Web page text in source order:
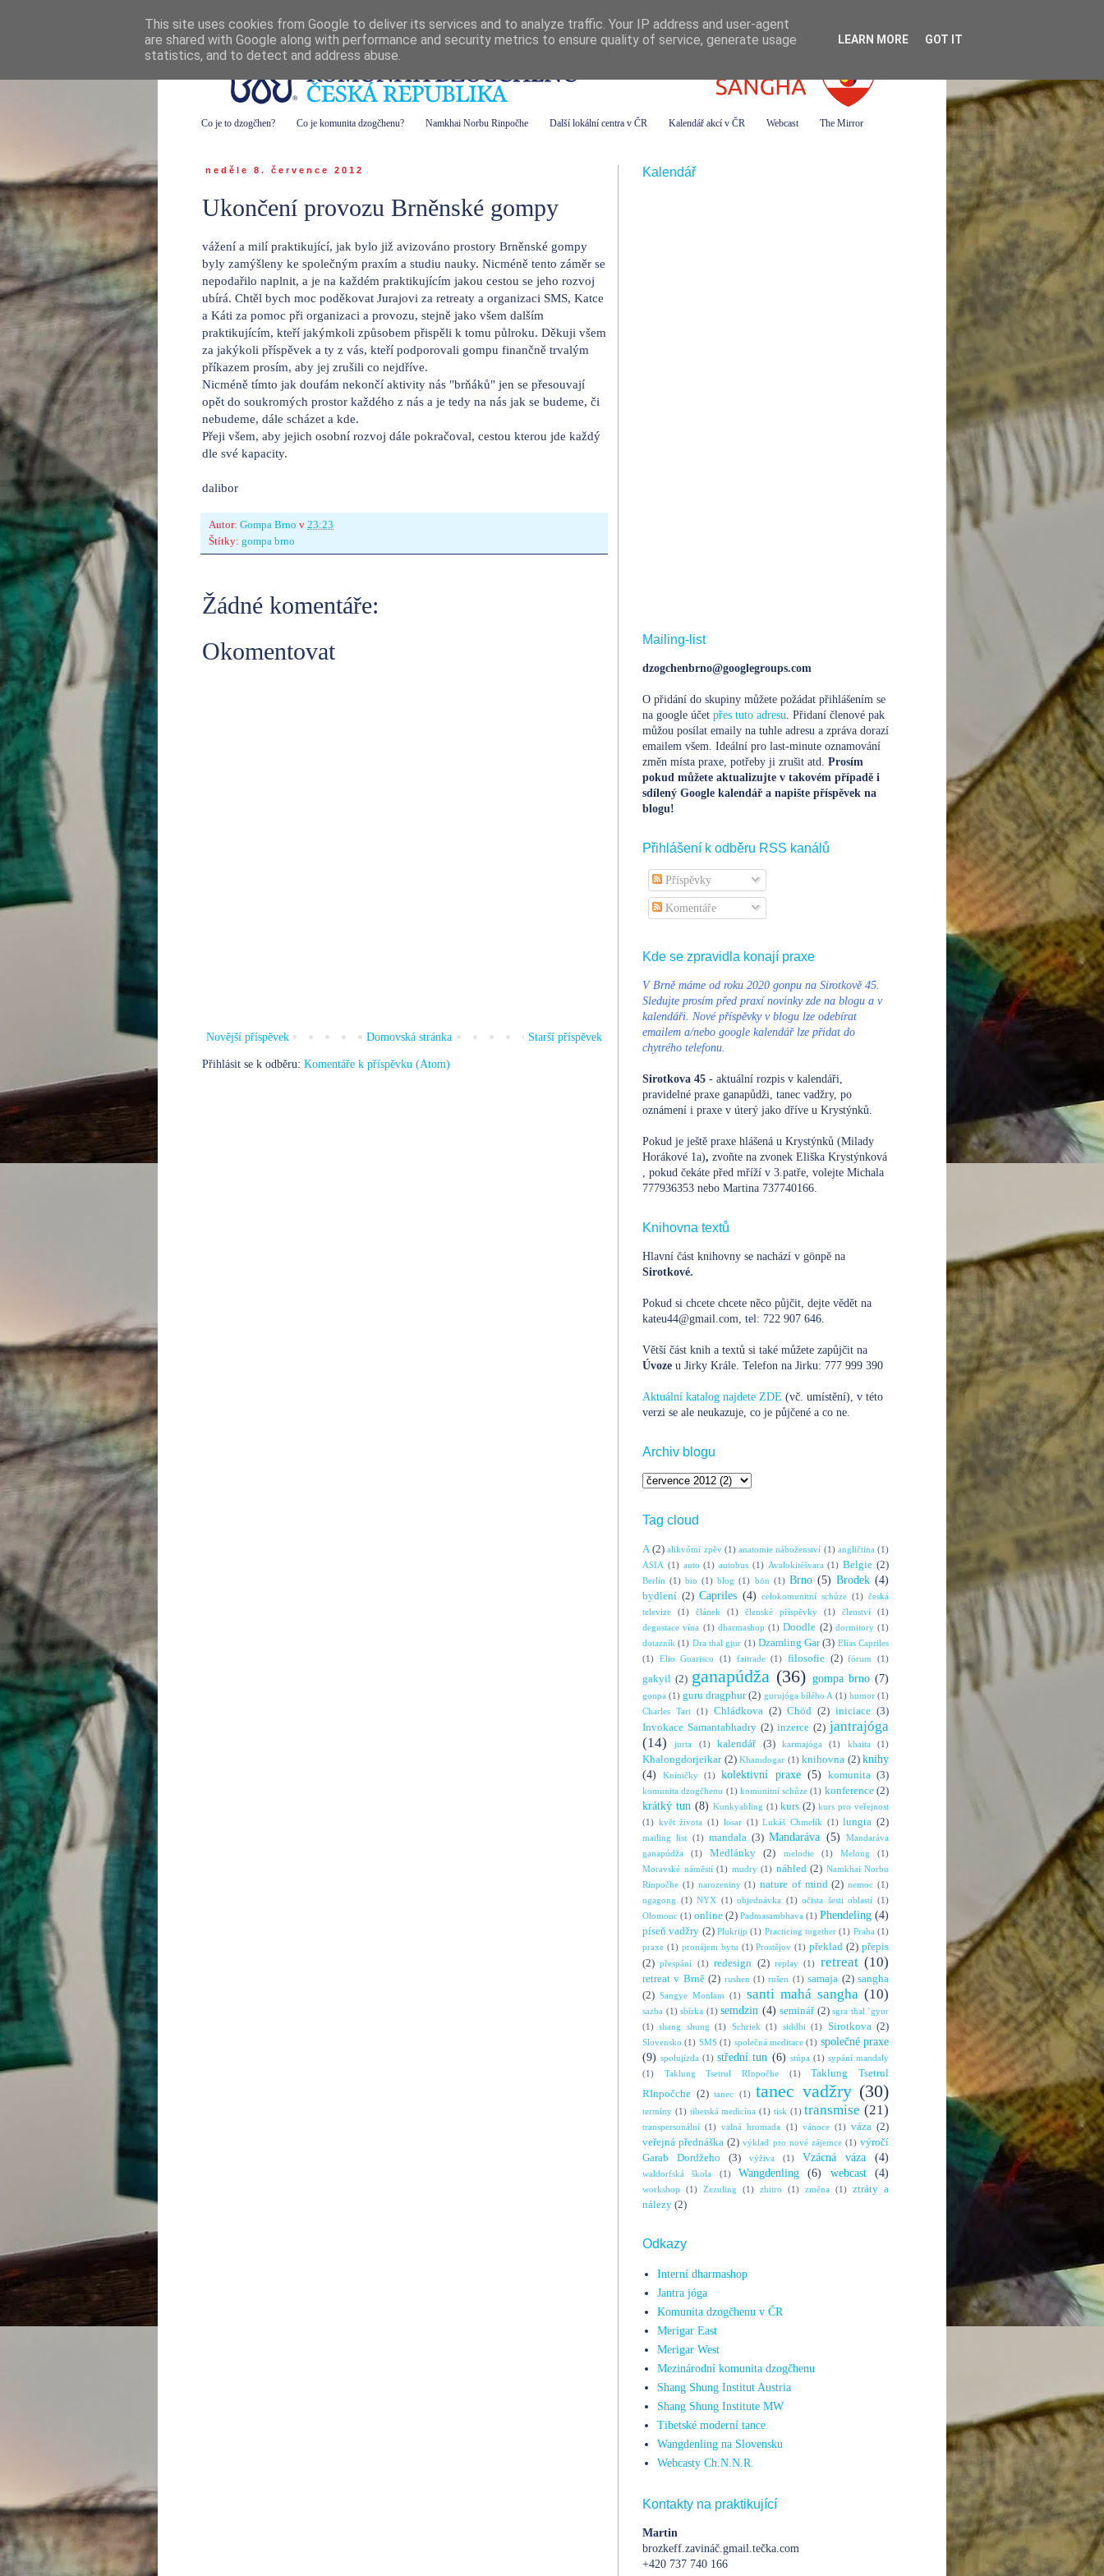
Co je to dzogčhen? Co je komunita dzogčhenu? Namkhai Norbu Rinpočhe Další lokální centra v ČR Kalendář akcí v ČR Webcast The Mirror
neděle 8. července 2012
Ukončení provozu Brněnské gompy
vážení a milí praktikující, jak bylo již avizováno prostory Brněnské gompy
byly zamýšleny ke společným praxím a studiu nauky. Nicméně tento záměr se
nepodařilo naplnit, a je na každém praktikujícím jakou cestou se jeho rozvoj
ubírá. Chtěl bych moc poděkovat Jurajovi za retreaty a organizaci SMS, Katce
a Káti za pomoc při organizaci a provozu, stejně jako všem dalším
praktikujícím, kteří jakýmkoli způsobem přispěli k tomu půlroku. Děkuji všem
za jakýkoli příspěvek a ty z vás, kteří podporovali gompu finančně trvalým
příkazem prosím, aby jej zrušili co nejdříve.
Nicméně tímto jak doufám nekončí aktivity nás "brňáků" jen se přesouvají
opět do soukromých prostor každého z nás a je tedy na nás jak se budeme, či
nebudeme, dále scházet a kde.
Přeji všem, aby jejich osobní rozvoj dále pokračoval, cestou kterou jde každý
dle své kapacity.
dalibor
Autor: Gompa Brno v 23:23
Štítky: gompa brno
Žádné komentáře:
Okomentovat
Novější příspěvek Starší příspěvek
Domovská stránka
Přihlásit se k odběru: Komentáře k příspěvku (Atom)
Kalendář
Mailing-list
dzogchenbrno@googlegroups.com
O přidání do skupiny můžete požádat přihlášením se
na google účet přes tuto adresu. Přidaní členové pak
můžou posílat emaily na tuhle adresu a zpráva dorazí
emailem všem. Ideální pro last-minute oznamování
změn místa praxe, potřeby ji zrušit atd. Prosím
pokud můžete aktualizujte v takovém případě i
sdílený Google kalendář a napište příspěvek na
blogu!
Přihlášení k odběru RSS kanálů
Příspěvky
Komentáře
Kde se zpravidla konají praxe
V Brně máme od roku 2020 gonpu na Sirotkově 45.
Sledujte prosím před praxí novinky zde na blogu a v
kalendáři. Nové příspěvky v blogu lze odebírat
emailem a/nebo google kalendář lze přidat do
chytrého telefonu.
Sirotkova 45 - aktuální rozpis v kalendáři,
pravidelné praxe ganapůdži, tanec vadžry, po
oznámení i praxe v úterý jako dříve u Krystýnků.
Pokud je ještě praxe hlášená u Krystýnků (Milady
Horákové 1a), zvoňte na zvonek Eliška Krystýnková
, pokud čekáte před mříží v 3.patře, volejte Michala
777936353 nebo Martina 737740166.
Knihovna textů
Hlavní část knihovny se nachází v gönpě na
Sirotkové.
Pokud si chcete chcete něco půjčit, dejte vědět na
kateu44@gmail.com, tel: 722 907 646.
Větší část knih a textů si také můžete zapůjčit na
Úvoze u Jirky Krále. Telefon na Jirku: 777 999 390
Aktuální katalog najdete ZDE (vč. umístění), v této
verzi se ale neukazuje, co je půjčené a co ne.
Archiv blogu
Tag cloud
A (2) alikvótní zpěv (1) anatomie náboženství (1) angličtina (1)
ASIA (1) auto (1) autobus (1) Avalokitéšvara (1) Belgie (2)
Berlín (1) bio (1) blog (1) bön (1) Brno (5) Brodek (4)
bydlení (2) Capriles (4) celokomunitní schůze (1) česká
televize
(1) článek (1) členské příspěvky (1) členství
(1)
degustace vína (1) dharmashop (1) Doodle (2) dormitory (1)
dotazník (1) Dra thal gjur (1) Dzamling Gar (3) Elías Capriles
(1) Elio Guarisco (1) faitrade (1) filosofie (2) fórum (1)
gakyil (2) ganapúdža (36) gompa brno (7)
gonpa (1) guru dragphur (2) gurujóga bílého A (1) humor (1)
Charles Tart (1) Chládkova (2) Chöd (2) iniciace (3)
Invokace Samantabhadry (2) inzerce (2) jantrajóga
(14)
jurta (1) kalendář (3) karmajóga (1) khaita (1)
Khalongdorjeikar (2) Khamdogar (1) knihovna (2) knihy
(4)
Kníničky (1) kolektivní praxe (5) komunita (3)
komunita dzogčhenu (1) komunitní schůze (1) konference (2)
krátký tun (8) Kunkyabling (1) kurs (2) kurs pro veřejnost
(1) květ života (1) losar (1) Lukáš Chmelík (1) lungta (2)
mailing list (1) mandala (3) Mandaráva (5)
Mandaráva
ganapúdža
(1) Medlánky (2) melodie (1) Melong
(1)
Moravské náměstí (1) mudry (1) náhled (2) Namkhai Norbu
Rinpočhe (1) narozeniny (1) nature of mind (2) nemoc (1)
ngagong (1) NYX (1) objednávka (1) očista šesti oblastí (1)
Olomouc (1) online (2) Padmasambhava (1) Phendeling (4)
píseň vadžry (2) Plukrijp (1) Practicing together (1) Praha (1)
praxe (1) pronájem bytu (1) Prostějov (1) překlad (2) přepis
(2) přespání (1) redesign (2) replay (1) retreat (10)
retreat v Brně (2) rushen (1) rušen (1) samaja (2) sangha
(2) Sangye Monlam (1) santi mahá sangha (10)
sazba (1) sbírka (1) semdzin (4) seminář (2) sgra thal ’gyur
(1) shang shung (1) Schriek (1) siddhi (1) Sirotkova (2)
Slovensko (1) SMS (1) společná meditace (1) společné praxe
(9) spolujízda (1) střední tun (6) stúpa (1) sypání mandaly
(1)
Taklung Tsetrul RInpočhe (1)
Taklung Tsetrul
RInpočche (2) tanec (1) tanec vadžry (30)
termíny (1) tibetská medicína (1) tisk (1) transmise (21)
transpersonální (1) valná hromada (1) vánoce (1) váza (2)
veřejná přednáška (2) výklad pro nové zájemce (1) výročí
Garab Dordžeho
(3) výživa (1) Vzácná váza (4)
waldorfská škola (1) Wangdenling (6) webcast (4)
workshop (1) Zezuling (1) zhitro (1) změna (1) ztráty a
nálezy (2)
Odkazy
Interní dharmashop
Jantra jóga
Komunita dzogčhenu v ČR
Merigar East
Merigar West
Mezinárodní komunita dzogčhenu
Shang Shung Institut Austria
Shang Shung Institute MW
Tibetské moderní tance
Wangdenling na Slovensku
Webcasty Ch.N.N.R.
Kontakty na praktikující
Martin
brozkeff.zavináč.gmail.tečka.com
+420 737 740 166
This site uses cookies from Google to deliver its services and to analyze traffic. Your IP address and user-agent
are shared with Google along with performance and security metrics to ensure quality of service, generate usage
statistics, and to detect and address abuse.
LEARN MORE GOT IT